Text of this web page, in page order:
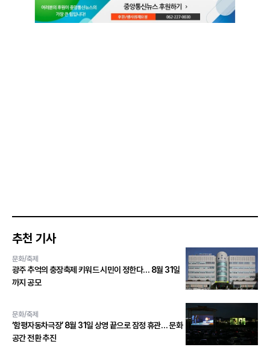
추천 기사
문화/축제
광주 추억의 충장축제 키워드 시민이 정한다… 8월 31일
까지 공모
문화/축제
‘함평자동차극장’ 8월 31일 상영 끝으로 잠정 휴관… 문화
공간 전환 추진